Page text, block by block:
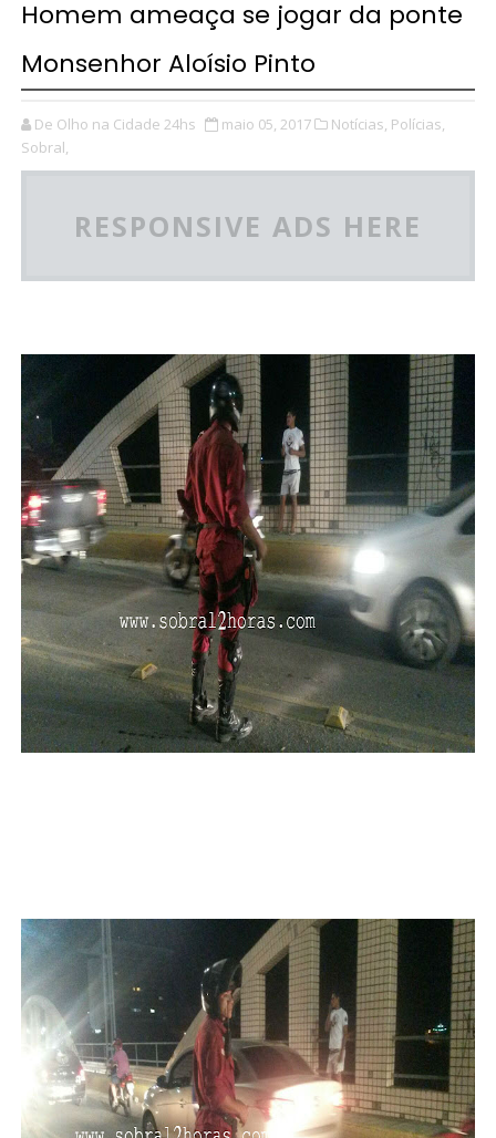
Homem ameaça se jogar da ponte
Monsenhor Aloísio Pinto
De Olho na Cidade 24hs maio 05, 2017 Notícias, Polícias,
Sobral,
RESPONSIVE ADS HERE